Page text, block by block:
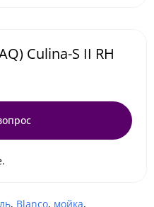
Culina-S II RH
, Blanco, мойка,